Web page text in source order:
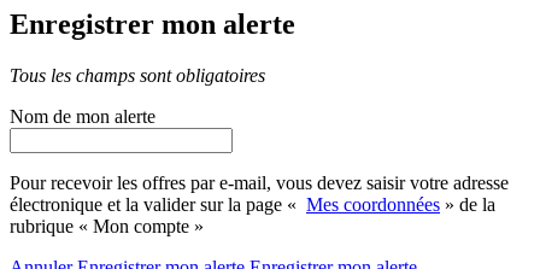
Enregistrer mon alerte
Tous les champs sont obligatoires
Nom de mon alerte
Pour recevoir les offres par e-mail, vous devez saisir votre adresse
électronique et la valider sur la page « Mes coordonnées » de la
rubrique « Mon compte »